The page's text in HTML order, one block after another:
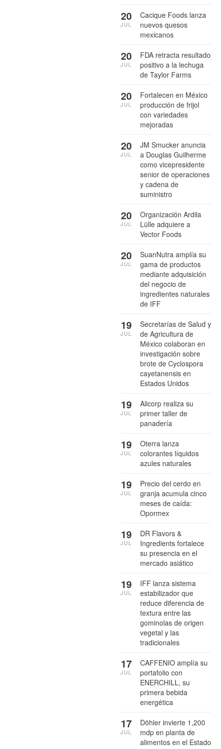
Cacique Foods lanza
nuevos quesos
mexicanos
20
JUL
FDA retracta resultado
positivo a la lechuga
de Taylor Farms
20
JUL
Fortalecen en México
producción de frijol
con variedades
mejoradas
20
JUL
JM Smucker anuncia
a Douglas Guilherme
como vicepresidente
senior de operaciones
y cadena de
suministro
20
JUL
Organización Ardila
Lülle adquiere a
Vector Foods
20
JUL
SuanNutra amplía su
gama de productos
mediante adquisición
del negocio de
ingredientes naturales
de IFF
20
JUL
Secretarías de Salud y
de Agricultura de
México colaboran en
investigación sobre
brote de Cyclospora
cayetanensis en
Estados Unidos
19
JUL
Alicorp realiza su
primer taller de
panadería
19
JUL
Oterra lanza
colorantes líquidos
azules naturales
19
JUL
Precio del cerdo en
granja acumula cinco
meses de caída:
Opormex
19
JUL
DR Flavors &
Ingredients fortalece
su presencia en el
mercado asiático
19
JUL
IFF lanza sistema
estabilizador que
reduce diferencia de
textura entre las
gominolas de origen
vegetal y las
tradicionales
19
JUL
CAFFENIO amplía su
portafolio con
ENERCHILL, su
primera bebida
energética
17
JUL
Döhler invierte 1,200
mdp en planta de
alimentos en el Estado
17
JUL